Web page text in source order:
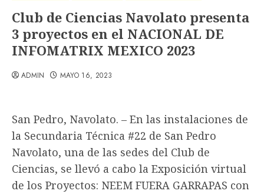
Club de Ciencias Navolato presenta
3 proyectos en el NACIONAL DE
INFOMATRIX MEXICO 2023
ADMIN MAYO 16, 2023
San Pedro, Navolato. – En las instalaciones de
la Secundaria Técnica #22 de San Pedro
Navolato, una de las sedes del Club de
Ciencias, se llevó a cabo la Exposición virtual
de los Proyectos: NEEM FUERA GARRAPAS con